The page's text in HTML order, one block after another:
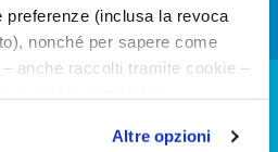
preferenze (inclusa la revoca
nonché per sapere come
anche raccolti tramite cookie –
solo i cookie necessari”, non
Altre opzioni
in uno scomparto della
con fragole e ciliegie. È
un pranzetto veloce.